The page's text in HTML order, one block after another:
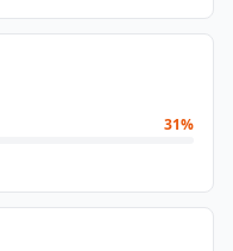
31%